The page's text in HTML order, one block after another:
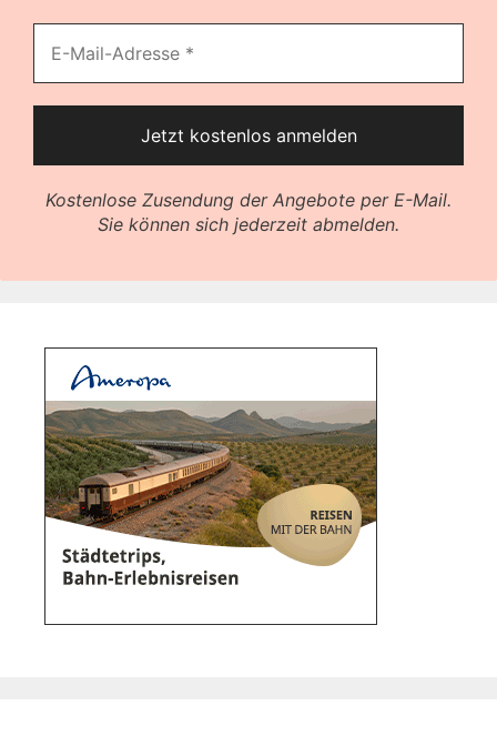
Kostenlose Zusendung der Angebote per E-Mail.
Sie können sich jederzeit abmelden.